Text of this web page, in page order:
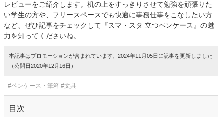
レビューをご紹介します。机の上をすっきりさせて勉強を頑張りた
い学生の方や、フリースペースでも快適に事務仕事をこなしたい方
など、ぜひ記事をチェックして『スマ・スタ 立つペンケース』の魅
力を知ってくださいね。
本記事はプロモーションが含まれています。2024年11月05日に記事を更新しました
（公開日2020年12月16日）
#ペンケース・筆箱 #文具
目次